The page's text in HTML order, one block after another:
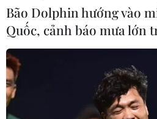
Bão Dolphin hướng vào
Quốc, cảnh báo mưa lớn